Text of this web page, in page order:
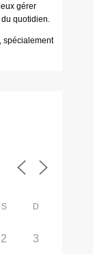
gérer
quotidien.
spécialement
S D
2 3